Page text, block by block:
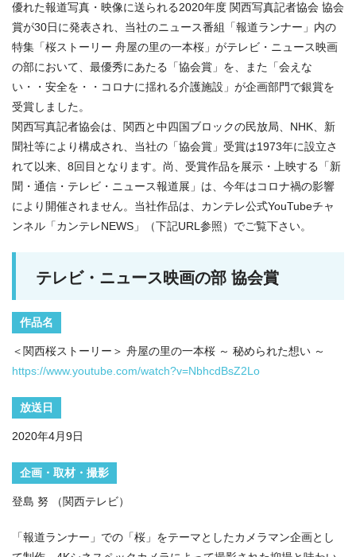
優れた報道写真・映像に送られる2020年度 関西写真記者協会 協会
賞が30日に発表され、当社のニュース番組「報道ランナー」内の
特集「桜ストーリー 舟屋の里の一本桜」がテレビ・ニュース映画
の部において、最優秀にあたる「協会賞」を、また「会えな
い・・安全を・・コロナに揺れる介護施設」が企画部門で銀賞を
受賞しました。
関西写真記者協会は、関西と中四国ブロックの民放局、NHK、新
聞社等により構成され、当社の「協会賞」受賞は1973年に設立さ
れて以来、8回目となります。尚、受賞作品を展示・上映する「新
聞・通信・テレビ・ニュース報道展」は、今年はコロナ禍の影響
により開催されません。当社作品は、カンテレ公式YouTubeチャ
ンネル「カンテレNEWS」（下記URL参照）でご覧下さい。
テレビ・ニュース映画の部 協会賞
作品名
＜関西桜ストーリー＞ 舟屋の里の一本桜 ～ 秘められた想い ～
https://www.youtube.com/watch?v=NbhcdBsZ2Lo
放送日
2020年4月9日
企画・取材・撮影
登島 努 （関西テレビ）
「報道ランナー」での「桜」をテーマとしたカメラマン企画とし